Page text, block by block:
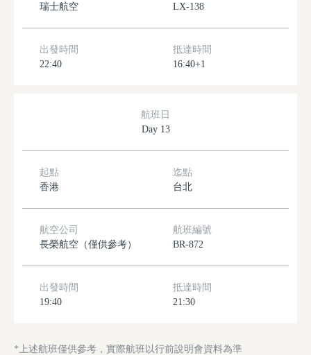
瑞士航空
LX-138
出發時間
22:40
抵達時間
16:40+1
航班日
Day 13
起點
香港
迄點
台北
航空公司
長榮航空（僅供參考）
航班編號
BR-872
出發時間
19:40
抵達時間
21:30
*上述航班僅供參考，實際航班以行前說明會資料為準